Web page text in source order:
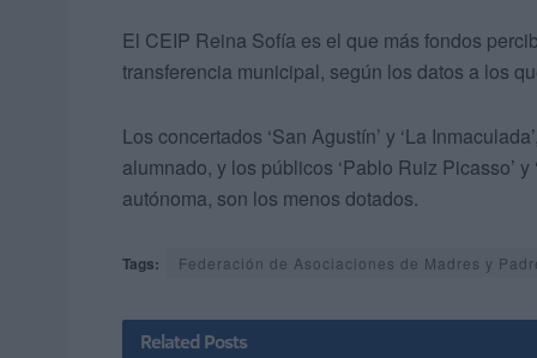
El CEIP Reina Sofía es el que más fondos
transferencia municipal, según los datos a los
Los concertados ‘San Agustín’ y ‘La
alumnado, y los públicos ‘Pablo Ruiz Picasso’
autónoma, son los menos dotados.
Tags: Federación de Asociaciones de Madres y
Related Posts